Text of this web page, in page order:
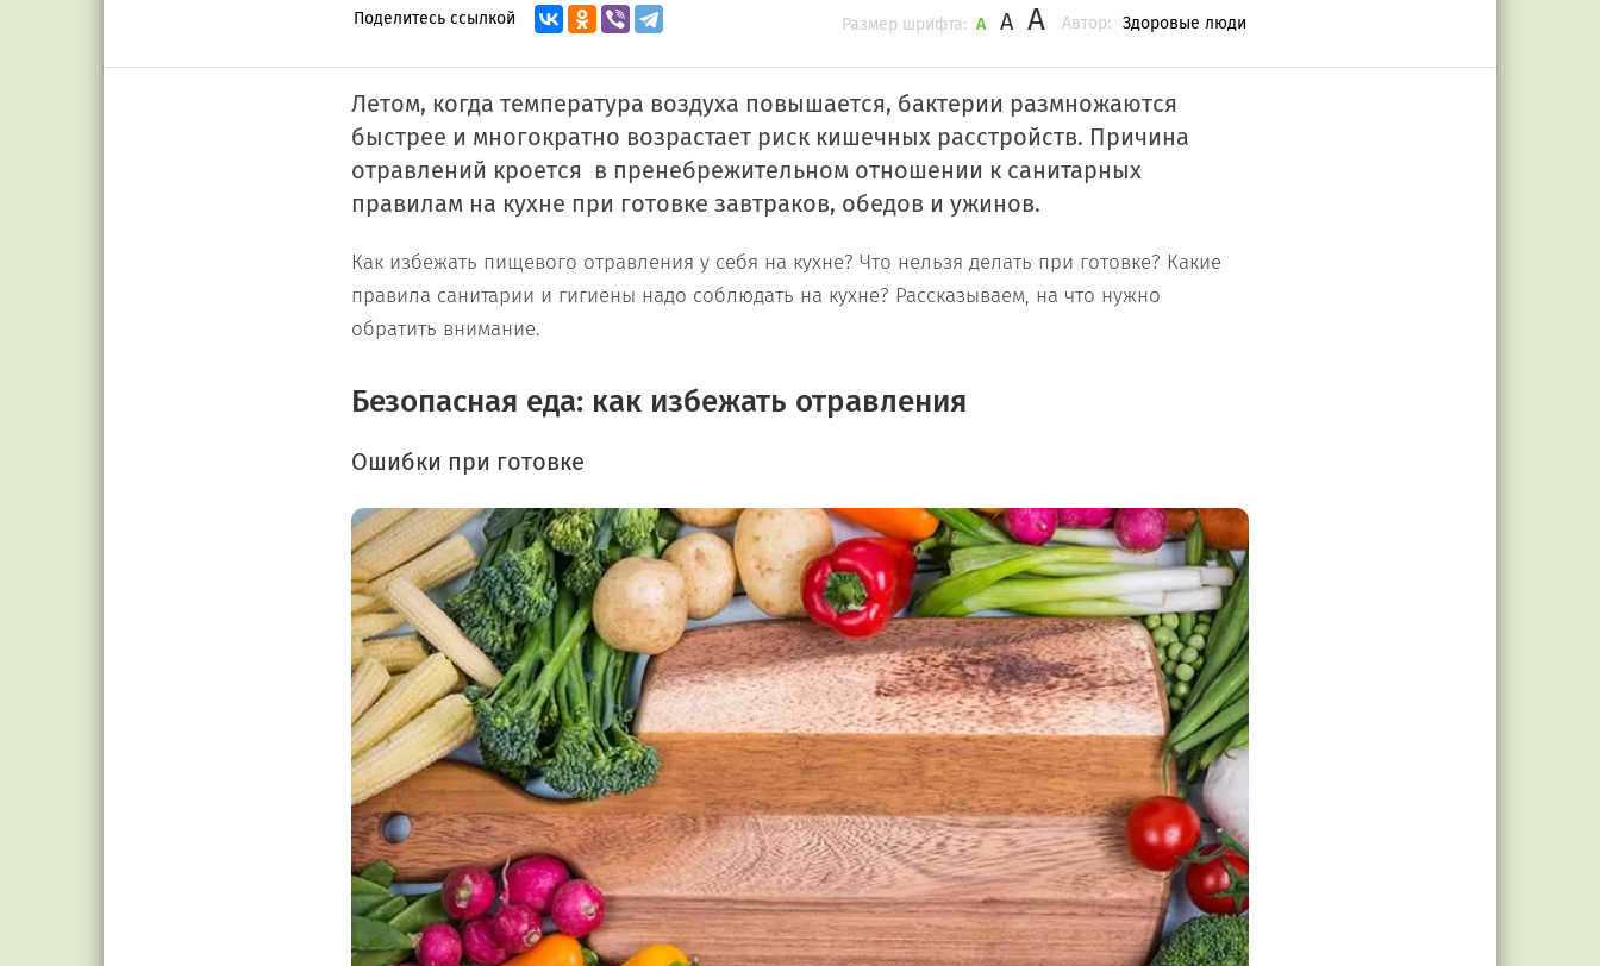
Поделитесь ссылкой Автор: Здоровые люди
Размер шрифта: A A A
Летом, когда температура воздуха повышается, бактерии размножаются
быстрее и многократно возрастает риск кишечных расстройств. Причина
отравлений кроется в пренебрежительном отношении к санитарных
правилам на кухне при готовке завтраков, обедов и ужинов.
Как избежать пищевого отравления у себя на кухне? Что нельзя делать при готовке? Какие
правила санитарии и гигиены надо соблюдать на кухне? Рассказываем, на что нужно
обратить внимание.
Безопасная еда: как избежать отравления
Ошибки при готовке